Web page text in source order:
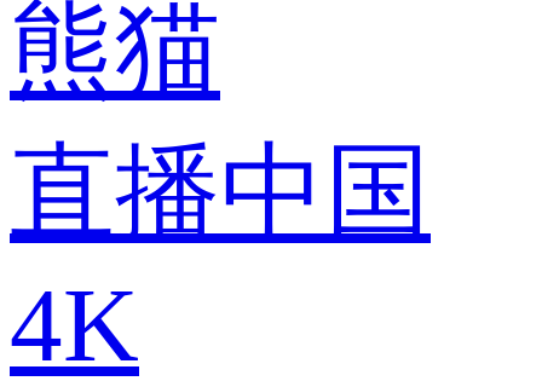
熊猫
直播中国
4K